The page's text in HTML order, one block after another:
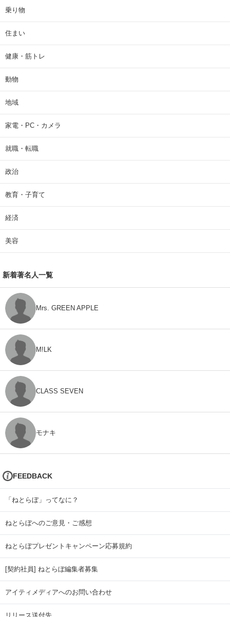
乗り物
住まい
健康・筋トレ
動物
地域
家電・PC・カメラ
就職・転職
政治
教育・子育て
経済
美容
新着著名人一覧
Mrs. GREEN APPLE
M!LK
CLASS SEVEN
モナキ
FEEDBACK
「ねとらぼ」ってなに？
ねとらぼへのご意見・ご感想
ねとらぼプレゼントキャンペーン応募規約
[契約社員] ねとらぼ編集者募集
アイティメディアへのお問い合わせ
リリース送付先